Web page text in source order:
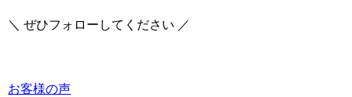
＼ ぜひフォローしてください ／
お客様の声